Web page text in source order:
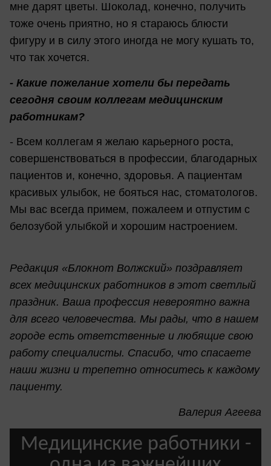
мне дарят цветы. Шоколад, конечно, получить
тоже очень приятно, но я стараюсь блюсти
фигуру и в силу этого иногда не могу кушать то,
что так хочется.
- Какие пожелание хотели бы передать
сегодня своим коллегам медицинским
работникам?
- Всем коллегам я желаю карьерного роста,
совершенствоваться в профессии, благодарных
пациентов и, конечно, здоровья. А пациентам
красивых улыбок, не бояться нас, стоматологов.
Мы вас всегда примем, пожалеем и отпустим с
белозубой улыбкой и хорошим настроением.
Редакция «Блокнот Волжский» поздравляет
всех медицинских работников в этот светлый
праздник. Ваша профессия невероятно важна
для всего человечества. Мы рады, что в нашем
городе есть ответственные и любящие свою
работу специалисты. Спасибо, что спасаете
наши жизни и трепетно относитесь к каждому
пациенту.
Валерия Агеева